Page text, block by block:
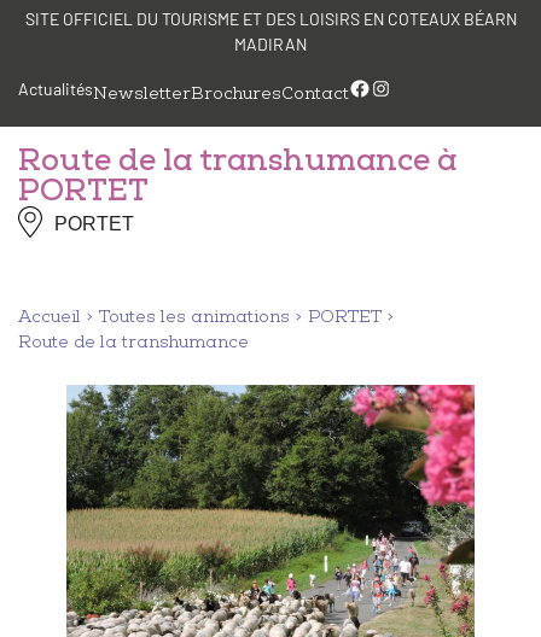
Panneau de gestion des cookies
AllerSITE OFFICIEL DU TOURISME ET DES LOISIRS EN COTEAUX BÉARN
MADIRAN
ActualitésNewsletterBrochuresContactFacebook
Instagram
Route de la transhumance à
PORTET
PORTET
Accueil Toutes les animations
PORTET
Route de la transhumance